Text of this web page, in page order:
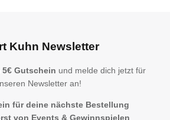
Kuhn Newsletter
Gutschein und melde dich jetzt für
Newsletter an!
für deine nächste Bestellung
von Events & Gewinnspielen